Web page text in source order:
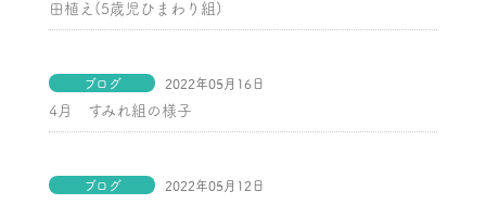
田植え(5歳児ひまわり組)
ブログ 2022年05月16日
4月 すみれ組の様子
ブログ 2022年05月12日